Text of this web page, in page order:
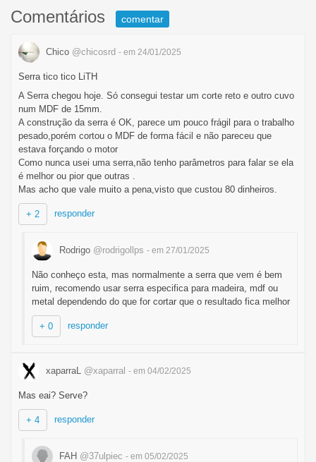
Comentários comentar
Chico @chicosrd - em 24/01/2025
Serra tico tico LiTH
A Serra chegou hoje. Só consegui testar um corte reto e outro cuvo
num MDF de 15mm.
A construção da serra é OK, parece um pouco frágil para o trabalho
pesado,porém cortou o MDF de forma fácil e não pareceu que
estava forçando o motor
Como nunca usei uma serra,não tenho parâmetros para falar se ela
é melhor ou pior que outras .
Mas acho que vale muito a pena,visto que custou 80 dinheiros.
+ 2 responder
Rodrigo @rodrigollps - em 27/01/2025
Não conheço esta, mas normalmente a serra que vem é bem
ruim, recomendo usar serra especifica para madeira, mdf ou
metal dependendo do que for cortar que o resultado fica melhor
+ 0 responder
xaparraL @xaparral - em 04/02/2025
Mas eai? Serve?
+ 4 responder
FAH @37ulpiec - em 05/02/2025